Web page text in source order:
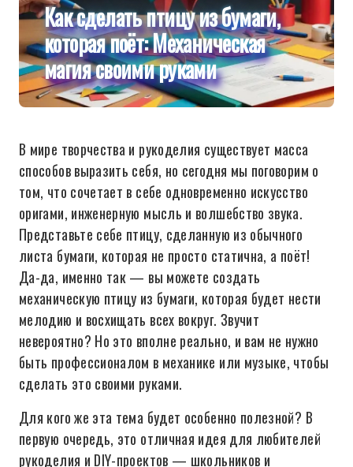
Как сделать птицу из бумаги,
которая поёт: Механическая
магия своими руками
В мире творчества и рукоделия существует масса
способов выразить себя, но сегодня мы поговорим о
том, что сочетает в себе одновременно искусство
оригами, инженерную мысль и волшебство звука.
Представьте себе птицу, сделанную из обычного
листа бумаги, которая не просто статична, а поёт!
Да-да, именно так — вы можете создать
механическую птицу из бумаги, которая будет нести
мелодию и восхищать всех вокруг. Звучит
невероятно? Но это вполне реально, и вам не нужно
быть профессионалом в механике или музыке, чтобы
сделать это своими руками.
Для кого же эта тема будет особенно полезной? В
первую очередь, это отличная идея для любителей
рукоделия и DIY-проектов — школьников и